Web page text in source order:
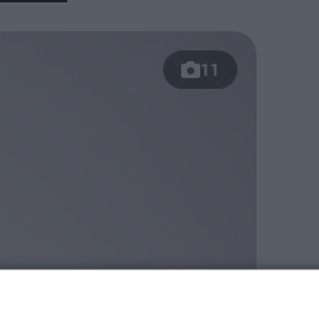
11